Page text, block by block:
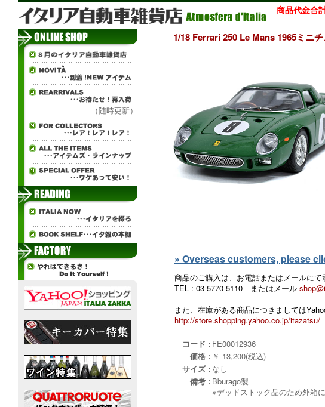
商品代金合
（随時更新）
1/18 Ferrari 250 Le Mans 1965ミニ
» Overseas customers, please
商品のご購入は、お電話またはメールにて
TEL : 03-5770-5110 またはメール
また、在庫がある商品につきましては
http://store.shopping.yahoo.co.jp/itazatsu/
コード : FE00012936
価格 : ￥ 13,200(税込)
サイズ : なし
備考 : Bburago製
※デッドストック品のため外箱